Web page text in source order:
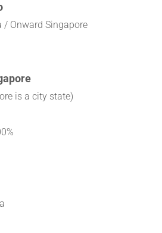
/ Onward Singapore
is a city state)